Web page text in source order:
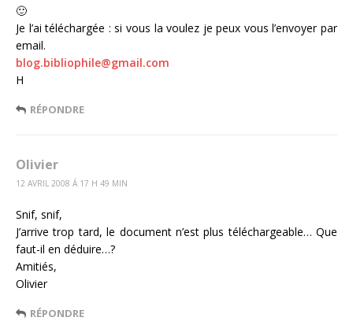
🙂
Je l’ai téléchargée : si vous la voulez je peux vous l’envoyer par
email.
blog.bibliophile@gmail.com
H
RÉPONDRE
Olivier
12 AVRIL 2008 Á 17 H 49 MIN
Snif, snif,
J’arrive trop tard, le document n’est plus téléchargeable… Que
faut-il en déduire…?
Amitiés,
Olivier
RÉPONDRE